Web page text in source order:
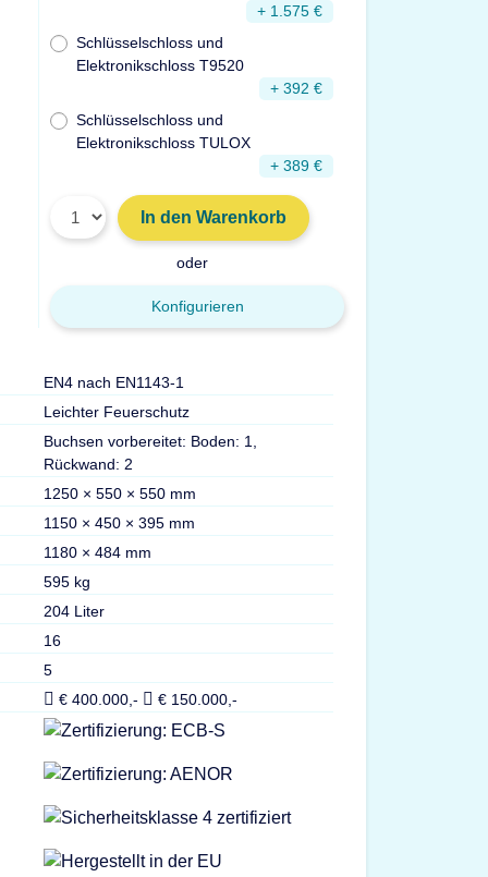
+ 1.575 €
Schlüsselschloss und
Elektronikschloss T9520
+ 392 €
Schlüsselschloss und
Elektronikschloss TULOX
+ 389 €
In den Warenkorb
oder
Konfigurieren
EN4 nach EN1143-1
Leichter Feuerschutz
Buchsen vorbereitet: Boden: 1,
Rückwand: 2
1250 × 550 × 550 mm
1150 × 450 × 395 mm
1180 × 484 mm
595 kg
204 Liter
16
5
€ 400.000,-
€ 150.000,-